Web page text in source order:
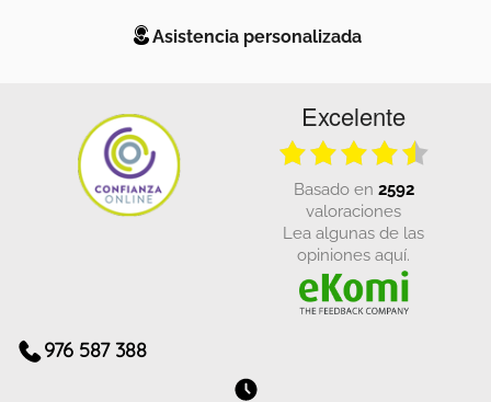
Asistencia personalizada
Excelente
basado en 2592
valoraciones
Lea algunas de las
opiniones aquí.
976 587 388